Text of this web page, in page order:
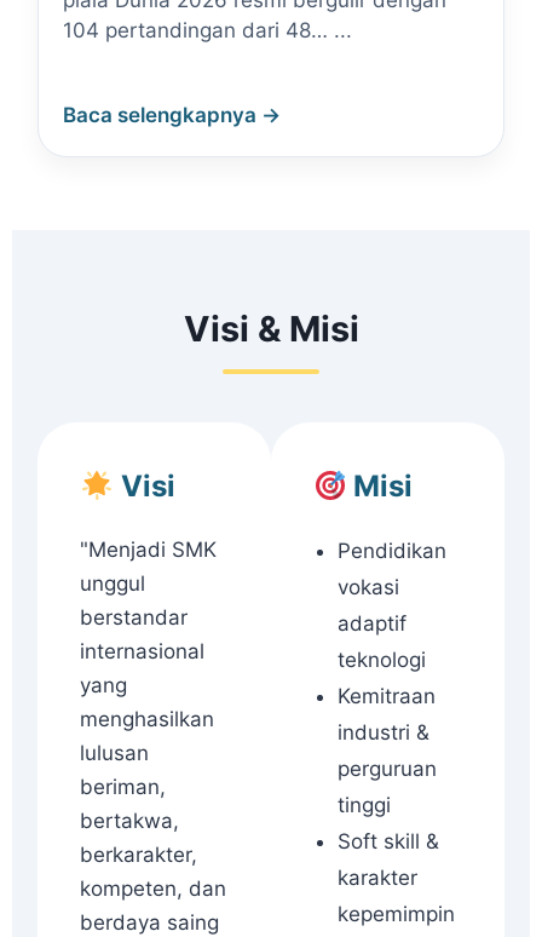
104 pertandingan dari 48… ...
Baca selengkapnya →
Visi & Misi
Visi
"Menjadi SMK
unggul
berstandar
internasional
yang
menghasilkan
lulusan
beriman,
bertakwa,
berkarakter,
kompeten, dan
berdaya saing
Misi
Pendidikan
vokasi
adaptif
teknologi
Kemitraan
industri &
perguruan
tinggi
Soft skill &
karakter
kepemimpin